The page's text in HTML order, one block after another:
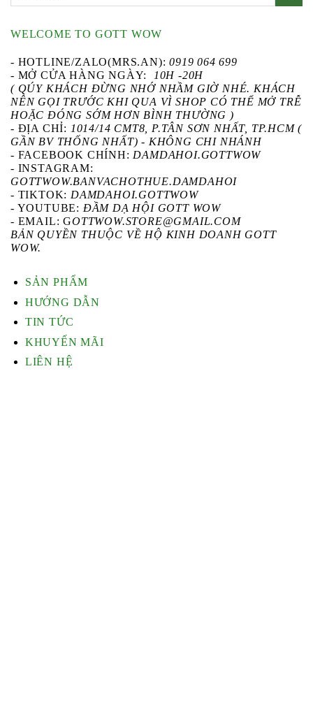
WELCOME TO GOTT WOW
- HOTLINE/ZALO(MRS.AN): 0919 064 699
- MỞ CỬA HÀNG NGÀY:
10H -20H
( QÚY KHÁCH ĐỪNG NHỚ NHẦM GIỜ NHÉ. KHÁCH
NÊN GỌI TRƯỚC KHI QUA VÌ SHOP CÓ THỂ MỞ TRỄ
HOẶC ĐÓNG SỚM HƠN BÌNH THƯỜNG )
- ĐỊA CHỈ: 1014/14 CMT8, P.TÂN SƠN NHẤT, TP.HCM (
GẦN BV THỐNG NHẤT) - KHÔNG CHI NHÁNH
- FACEBOOK CHÍNH: DAMDAHOI.GOTTWOW
- INSTAGRAM:
GOTTWOW.BANVACHOTHUE.DAMDAHOI
- TIKTOK: DAMDAHOI.GOTTWOW
- YOUTUBE: ĐẦM DẠ HỘI GOTT WOW
- EMAIL: GOTTWOW.STORE@GMAIL.COM
BẢN QUYỀN THUỘC VỀ HỘ KINH DOANH GOTT
WOW.
SẢN PHẨM
HƯỚNG DẪN
TIN TỨC
KHUYẾN MÃI
LIÊN HỆ